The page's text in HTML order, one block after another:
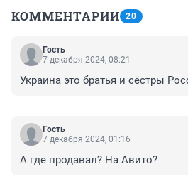
КОММЕНТАРИИ 20
Гость
7 декабря 2024, 08:21
Украина это братья и сёстры
Гость
7 декабря 2024, 01:16
А где продавал? На Авито?